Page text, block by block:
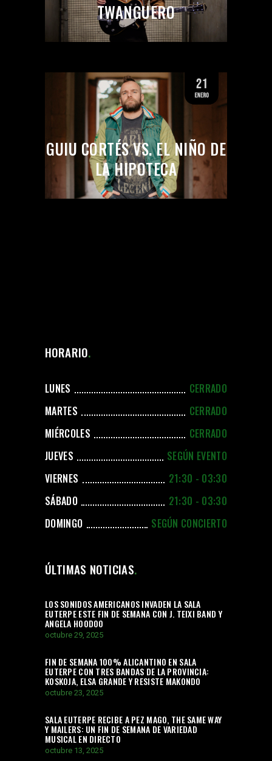
TWANGUERO
GUIU CORTÉS VS. EL NIÑO DE
LA HIPOTECA
HORARIO
LUNES
CERRADO
MARTES
CERRADO
MIÉRCOLES
CERRADO
JUEVES
SEGÚN EVENTO
VIERNES
21:30 - 03:30
SÁBADO
21:30 - 03:30
DOMINGO
SEGÚN CONCIERTO
ÚLTIMAS NOTICIAS
LOS SONIDOS AMERICANOS INVADEN LA SALA
EUTERPE ESTE FIN DE SEMANA CON J. TEIXI BAND Y
ANGELA HOODOO
octubre 29, 2025
FIN DE SEMANA 100% ALICANTINO EN SALA
EUTERPE CON TRES BANDAS DE LA PROVINCIA:
KOSKOJA, ELSA GRANDE Y RESISTE MAKONDO
octubre 23, 2025
SALA EUTERPE RECIBE A PEZ MAGO, THE SAME WAY
Y MAILERS: UN FIN DE SEMANA DE VARIEDAD
MUSICAL EN DIRECTO
octubre 13, 2025